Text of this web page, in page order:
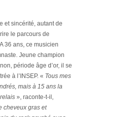
et sincérité, autant de
le parcours de
36 ans, ce musicien
Jeune champion
période âge d’or, il se
à l’INSEP. « Tous mes
mais à 15 ans la
», raconte-t-il,
cheveux gras et